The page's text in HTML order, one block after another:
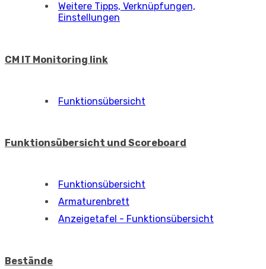
Weitere Tipps, Verknüpfungen,
Einstellungen
CM IT Monitoring link
Funktionsübersicht
Funktionsübersicht und Scoreboard
Funktionsübersicht
Armaturenbrett
Anzeigetafel - Funktionsübersicht
Bestände